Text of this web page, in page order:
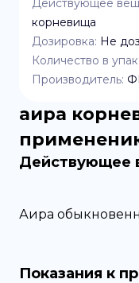
Действующее
корневища
Дозировка: Не
Количество в
Производитель:
аира
Действующее
Аира
Показания к